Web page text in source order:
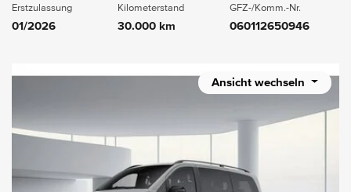
Erstzulassung
01/2026
Kilometerstand
30.000 km
GFZ-/Komm.-Nr.
060112650946
Ansicht wechseln